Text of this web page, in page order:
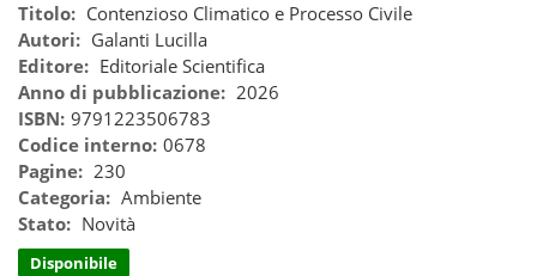
Titolo: Contenzioso Climatico e Processo Civile
Autori: Galanti Lucilla
Editore: Editoriale Scientifica
Anno di pubblicazione: 2026
ISBN: 9791223506783
Codice interno: 0678
Pagine: 230
Categoria: Ambiente
Stato: Novità
Disponibile